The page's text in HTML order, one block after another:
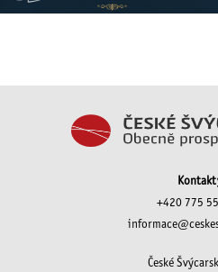
+420 775
České